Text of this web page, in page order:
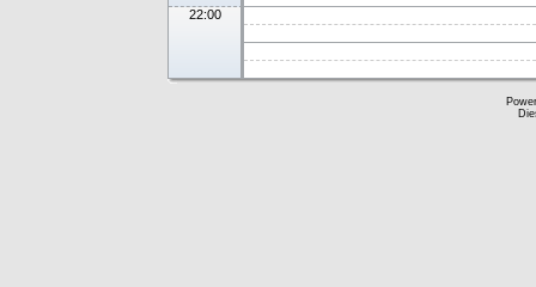
22:00